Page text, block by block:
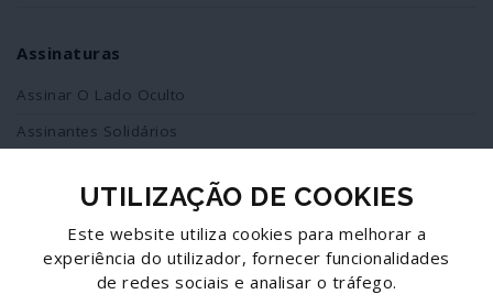
Assinaturas
Assinar O Lado Oculto
Assinantes Solidários
Redes Sociais
Siga-nos no facebook
UTILIZAÇÃO DE COOKIES
Este website utiliza cookies para melhorar a
experiência do utilizador, fornecer funcionalidades
de redes sociais e analisar o tráfego.